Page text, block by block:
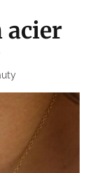
acier